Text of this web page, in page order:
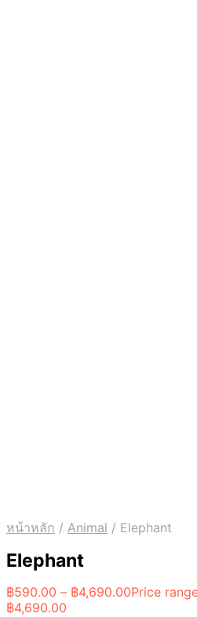
หน้าหลัก / Animal / Elephant
Elephant
฿590.00 – ฿4,690.00Price
฿4,690.00